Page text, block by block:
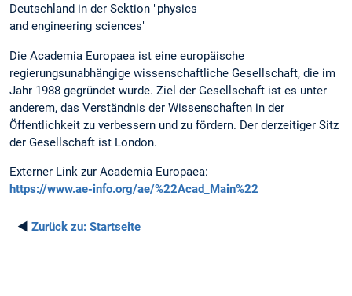
Deutschland in der Sektion "physics
and engineering sciences"
Die Academia Europaea ist eine europäische
regierungsunabhängige wissenschaftliche Gesellschaft, die im
Jahr 1988 gegründet wurde. Ziel der Gesellschaft ist es unter
anderem, das Verständnis der Wissenschaften in der
Öffentlichkeit zu verbessern und zu fördern. Der derzeitiger Sitz
der Gesellschaft ist London.
Externer Link zur Academia Europaea:
https://www.ae-info.org/ae/%22Acad_Main%22
◄ Zurück zu: Startseite